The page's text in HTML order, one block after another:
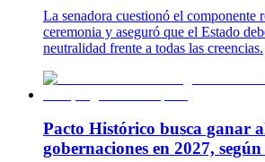
La senadora cuestionó el componente
ceremonia y aseguró que el Estado
neutralidad frente a todas las creencias.
Pacto Histórico busca ganar
gobernaciones en 2027,